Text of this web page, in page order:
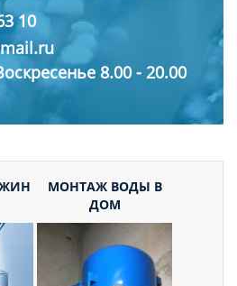
10
8.00 - 20.00
МОНТАЖ ВОДЫ В
ДОМ